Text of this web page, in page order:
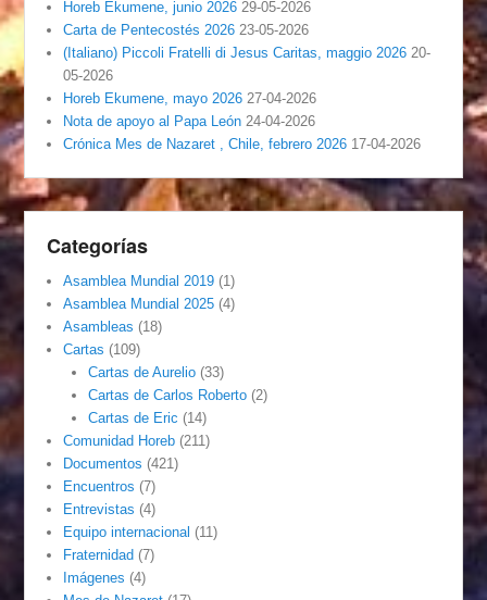
Horeb Ekumene, junio 2026 29-05-2026
Carta de Pentecostés 2026 23-05-2026
(Italiano) Piccoli Fratelli di Jesus Caritas, maggio 2026 20-
05-2026
Horeb Ekumene, mayo 2026 27-04-2026
Nota de apoyo al Papa León 24-04-2026
Crónica Mes de Nazaret , Chile, febrero 2026 17-04-2026
Categorías
Asamblea Mundial 2019 (1)
Asamblea Mundial 2025 (4)
Asambleas (18)
Cartas (109)
Cartas de Aurelio(33)
Cartas de Carlos Roberto(2)
Cartas de Eric (14)
Comunidad Horeb (211)
Documentos (421)
Encuentros (7)
Entrevistas (4)
Equipo internacional (11)
Fraternidad (7)
Imágenes (4)